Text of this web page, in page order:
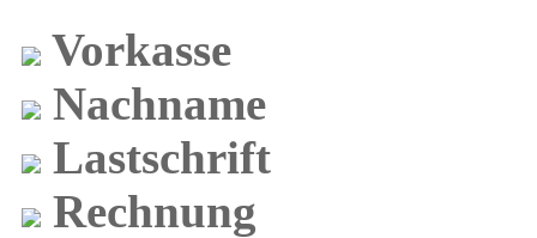
Vorkasse
Nachname
Lastschrift
Rechnung